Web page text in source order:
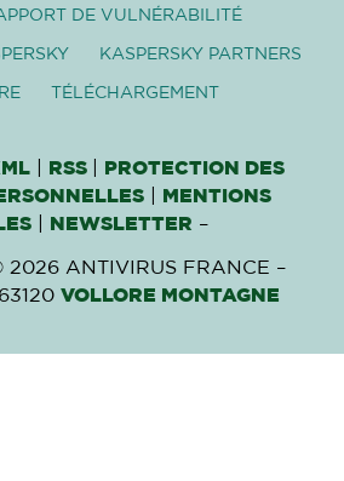
DE VULNÉRABILITÉ
KASPERSKY PARTNERS
TÉLÉCHARGEMENT
| RSS
PROTECTION DES
|
MENTIONS
| NEWSLETTER –
2026 ANTIVIRUS FRANCE –
VOLLORE MONTAGNE